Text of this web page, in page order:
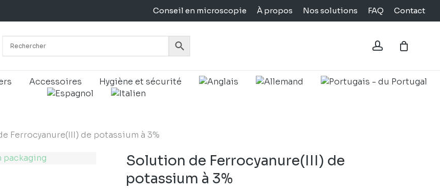
Conseil en microscopie À propos Nos solutions FAQ Contact
account
Accessoires Hygiène et sécurité
Panier Close
Ferrocyanure(III) de potassium à 3%
Solution de Ferrocyanure(III) de
potassium à 3%